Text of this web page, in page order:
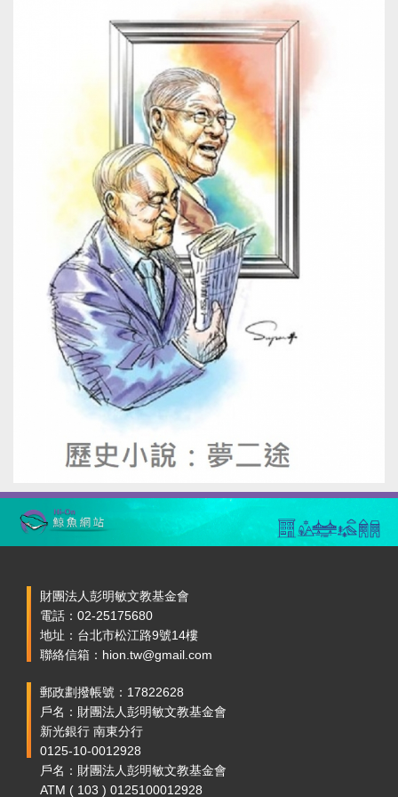
財團法人彭明敏文教基金會
電話：02-25175680
地址：台北市松江路9號14樓
聯絡信箱：hion.tw@gmail.com
郵政劃撥帳號：17822628
戶名：財團法人彭明敏文教基金會
新光銀行 南東分行
0125-10-0012928
戶名：財團法人彭明敏文教基金會
ATM ( 103 ) 0125100012928